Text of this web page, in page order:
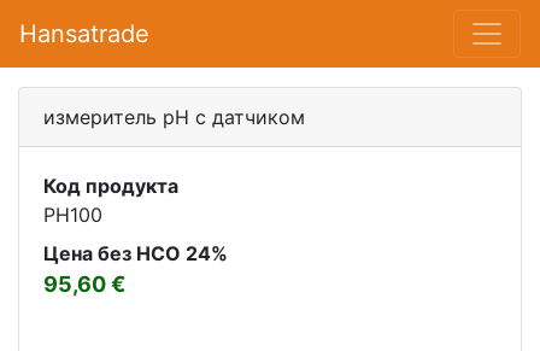
Hansatrade
измеритель pH с датчиком
Код продукта
PH100
Цена без НСО 24%
95,60